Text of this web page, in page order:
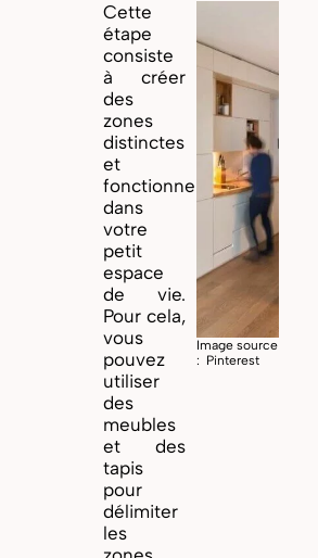
Cette
étape
consiste
à créer
des
zones
distinctes
et
fonctionnelles
dans
votre
petit
espace
de vie.
Pour cela,
vous
pouvez
utiliser
des
meubles
et des
tapis
pour
délimiter
les
Image source
: Pinterest